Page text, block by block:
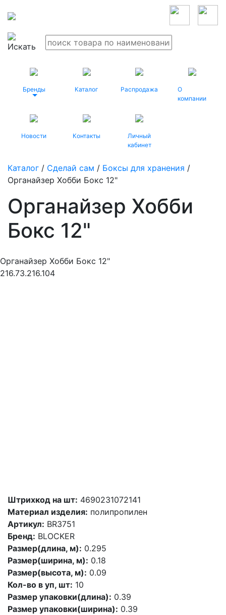
Бренды Каталог Распродажа
О
компании
Новости Контакты
Личный
кабинет
Каталог / Сделай сам / Боксы для хранения /
Органайзер Хобби Бокс 12"
Органайзер Хобби
Бокс 12"
Органайзер Хобби Бокс 12"
216.73.216.104
Штрихкод на шт: 4690231072141
Материал изделия: полипропилен
Артикул: BR3751
Бренд: BLOCKER
Размер(длина, м): 0.295
Размер(ширина, м): 0.18
Размер(высота, м): 0.09
Кол-во в уп, шт: 10
Размер упаковки(длина): 0.39
Размер упаковки(ширина): 0.39